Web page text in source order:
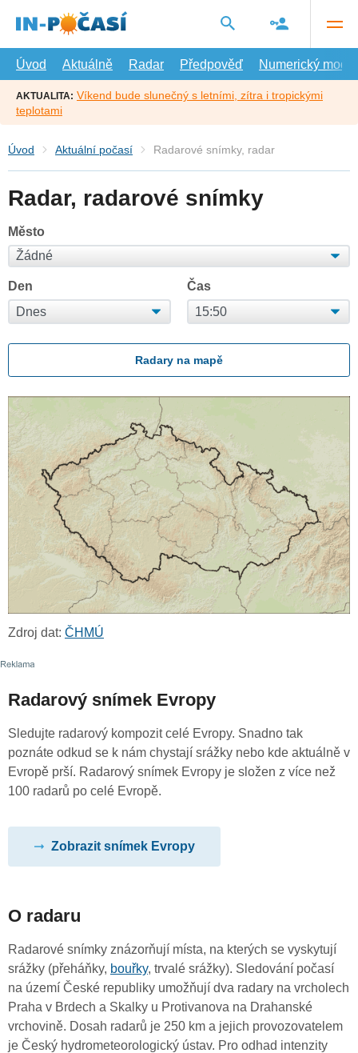
hlavní
Úvod
Aktuálně Radar Předpověď Numerický model
AKTUALITA: Víkend bude slunečný s letními, zítra i tropickými
teplotami
Úvod Aktuální počasí Radarové snímky, radar
Radar, radarové snímky
Město
Den Čas
Radary na mapě
Zdroj dat: ČHMÚ
Radarový snímek Evropy
Sledujte radarový kompozit celé Evropy. Snadno tak
poznáte odkud se k nám chystají srážky nebo kde aktuálně v
Evropě prší. Radarový snímek Evropy je složen z více než
100 radarů po celé Evropě.
Zobrazit snímek Evropy
O radaru
Radarové snímky znázorňují místa, na kterých se vyskytují
srážky (přeháňky, bouřky, trvalé srážky). Sledování počasí
na území České republiky umožňují dva radary na vrcholech
Praha v Brdech a Skalky u Protivanova na Drahanské
vrchovině. Dosah radarů je 250 km a jejich provozovatelem
je Český hydrometeorologický ústav. Pro odhad intenzity